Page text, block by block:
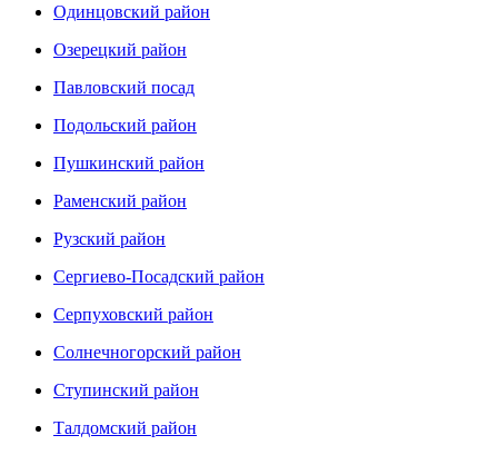
Одинцовский район
Озерецкий район
Павловский посад
Подольский район
Пушкинский район
Раменский район
Рузский район
Сергиево-Посадский район
Серпуховский район
Солнечногорский район
Ступинский район
Талдомский район